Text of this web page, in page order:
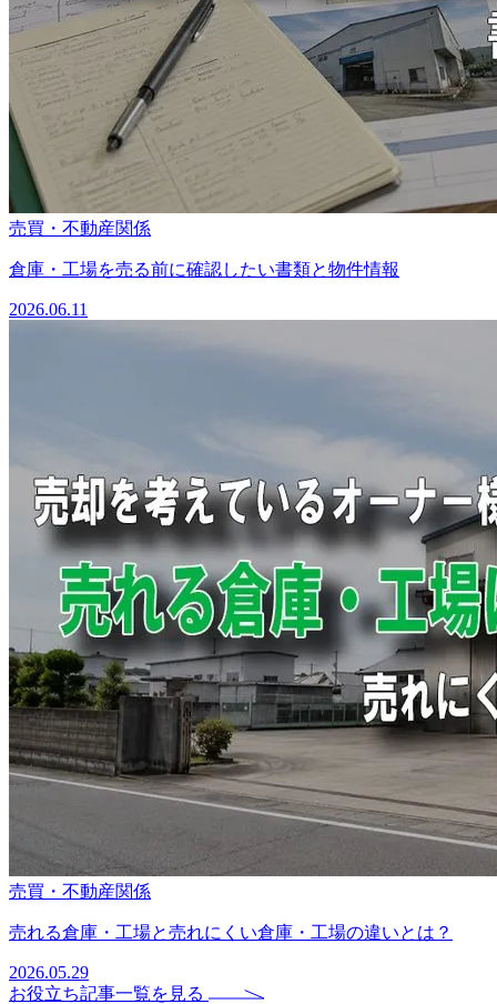
売買・不動産関係
倉庫・工場を売る前に確認したい書類と物件情報
2026.06.11
売買・不動産関係
売れる倉庫・工場と売れにくい倉庫・工場の違いとは？
2026.05.29
お役立ち記事一覧を見る